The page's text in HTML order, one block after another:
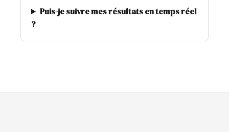
Puis-je suivre mes résultats en temps réel
?